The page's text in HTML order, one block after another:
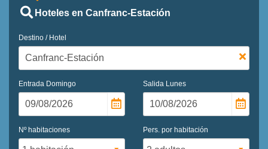
Hoteles en Canfranc-Estación
Destino / Hotel
Entrada Domingo Salida Lunes
Nº habitaciones Pers. por habitación